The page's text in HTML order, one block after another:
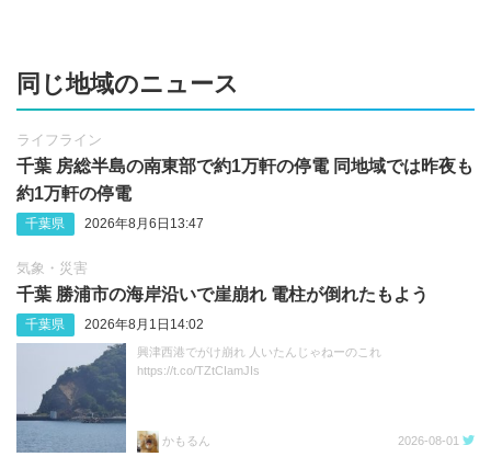
同じ地域のニュース
ライフライン
千葉 房総半島の南東部で約1万軒の停電 同地域では昨夜も
約1万軒の停電
千葉県 2026年8月6日13:47
気象・災害
千葉 勝浦市の海岸沿いで崖崩れ 電柱が倒れたもよう
千葉県 2026年8月1日14:02
興津西港でがけ崩れ 人いたんじゃねーのこれ
https://t.co/TZtCIamJIs
かもるん 2026-08-01